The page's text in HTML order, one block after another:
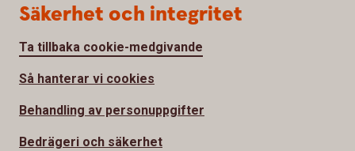
Säkerhet och integritet
Ta tillbaka cookie-medgivande
Så hanterar vi cookies
Behandling av personuppgifter
Bedrägeri och säkerhet